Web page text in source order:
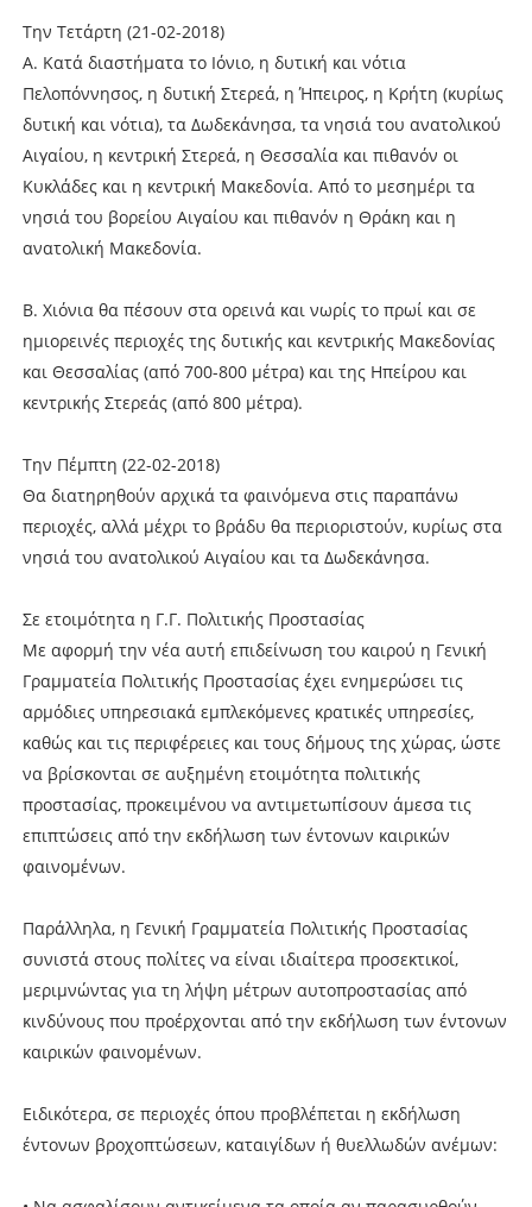
Την Τετάρτη (21-02-2018)
Α. Κατά διαστήματα το Ιόνιο, η δυτική και νότια
Πελοπόννησος, η δυτική Στερεά, η Ήπειρος, η Κρήτη (κυρίως
δυτική και νότια), τα Δωδεκάνησα, τα νησιά του ανατολικού
Αιγαίου, η κεντρική Στερεά, η Θεσσαλία και πιθανόν οι
Κυκλάδες και η κεντρική Μακεδονία. Από το μεσημέρι τα
νησιά του βορείου Αιγαίου και πιθανόν η Θράκη και η
ανατολική Μακεδονία.
Β. Χιόνια θα πέσουν στα ορεινά και νωρίς το πρωί και σε
ημιορεινές περιοχές της δυτικής και κεντρικής Μακεδονίας
και Θεσσαλίας (από 700-800 μέτρα) και της Ηπείρου και
κεντρικής Στερεάς (από 800 μέτρα).
Την Πέμπτη (22-02-2018)
Θα διατηρηθούν αρχικά τα φαινόμενα στις παραπάνω
περιοχές, αλλά μέχρι το βράδυ θα περιοριστούν, κυρίως στα
νησιά του ανατολικού Αιγαίου και τα Δωδεκάνησα.
Σε ετοιμότητα η Γ.Γ. Πολιτικής Προστασίας
Με αφορμή την νέα αυτή επιδείνωση του καιρού η Γενική
Γραμματεία Πολιτικής Προστασίας έχει ενημερώσει τις
αρμόδιες υπηρεσιακά εμπλεκόμενες κρατικές υπηρεσίες,
καθώς και τις περιφέρειες και τους δήμους της χώρας, ώστε
να βρίσκονται σε αυξημένη ετοιμότητα πολιτικής
προστασίας, προκειμένου να αντιμετωπίσουν άμεσα τις
επιπτώσεις από την εκδήλωση των έντονων καιρικών
φαινομένων.
Παράλληλα, η Γενική Γραμματεία Πολιτικής Προστασίας
συνιστά στους πολίτες να είναι ιδιαίτερα προσεκτικοί,
μεριμνώντας για τη λήψη μέτρων αυτοπροστασίας από
κινδύνους που προέρχονται από την εκδήλωση των έντονων
καιρικών φαινομένων.
Ειδικότερα, σε περιοχές όπου προβλέπεται η εκδήλωση
έντονων βροχοπτώσεων, καταιγίδων ή θυελλωδών ανέμων: